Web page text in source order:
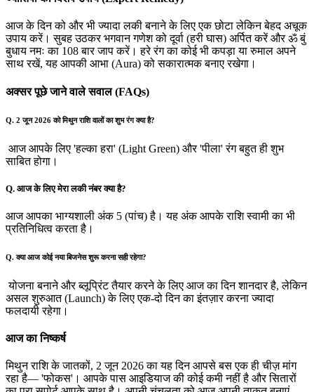
आज के दिन को और भी ज्यादा लकी बनाने के लिए एक छोटा लेकिन बेहद अचूक
उपाय करें। सुबह उठकर भगवान गणेश को दूर्वा (हरी घास) अर्पित करें और ॐ बुं
बुधाय नमः का 108 बार जाप करें। हरे रंग का कोई भी कपड़ा या रुमाल अपने
साथ रखें, यह आपकी आभा (Aura) को सकारात्मक बनाए रखेगा।
अक्सर पूछे जाने वाले सवाल (FAQs)
Q. 2 जून 2026 को मिथुन राशि वालों का शुभ रंग क्या है?
आज आपके लिए 'हल्का हरा' (Light Green) और 'पीला' रंग बहुत ही शुभ
साबित होगा।
Q. आज के लिए मेरा लकी नंबर क्या है?
आज आपका भाग्यशाली अंक 5 (पांच) है। यह अंक आपके राशि स्वामी का भी
प्रतिनिधित्व करता है।
Q. क्या आज कोई नया बिजनेस शुरू करना सही रहेगा?
योजना बनाने और ब्लूप्रिंट तैयार करने के लिए आज का दिन शानदार है, लेकिन
असल शुरुआत (Launch) के लिए एक-दो दिन का इंतज़ार करना ज्यादा
फलदायी रहेगा।
आज का निष्कर्ष
मिथुन राशि के जातकों, 2 जून 2026 का यह दिन आपसे बस एक ही चीज़ मांग
रहा है— 'फोकस'। आपके पास आइडियाज की कोई कमी नहीं है और सितारों